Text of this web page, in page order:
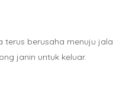
berusaha menuju
janin untuk keluar.